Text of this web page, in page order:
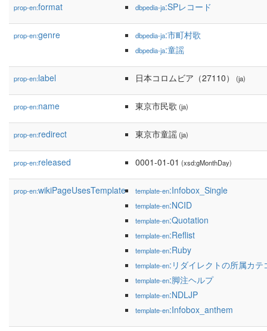
prop-en:format dbpedia-ja:SPレコード
prop-en:genre dbpedia-ja:市町村歌
dbpedia-ja:童謡
prop-en:label 日本コロムビア（27110） (ja)
prop-en:name 東京市民歌 (ja)
prop-en:redirect 東京市童謡(ja)
prop-en:released 0001-01-01 (xsd:gMonthDay)
prop-en:wikiPageUsesTemplate template-en:Infobox_Single
template-en:NCID
template-en:Quotation
template-en:Reflist
template-en:Ruby
template-en:リダイレクトの所属カテ
template-en:脚注ヘルプ
template-en:NDLJP
template-en:Infobox_anthem